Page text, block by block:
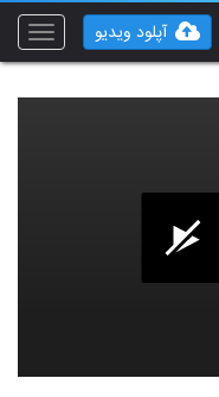
Toggle
آپلود ویدیو